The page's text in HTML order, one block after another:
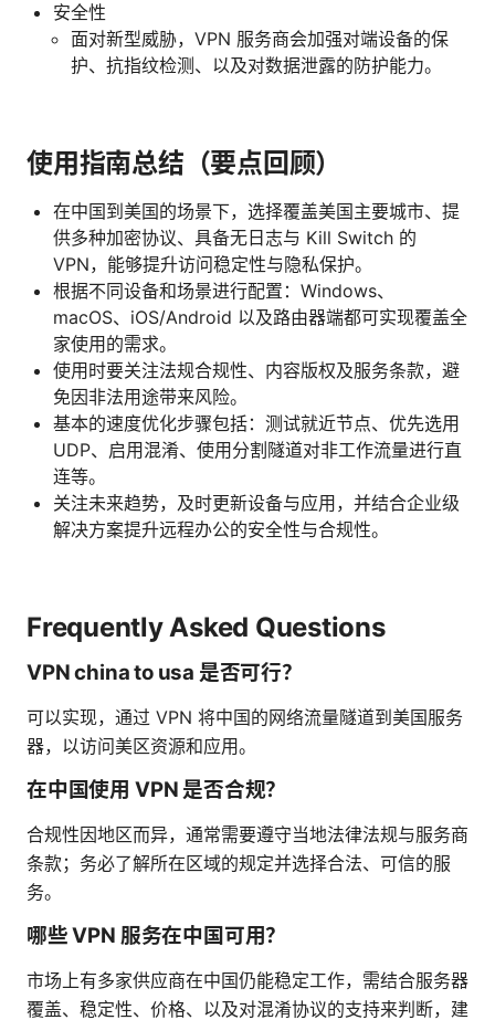
安全性
面对新型威胁，VPN 服务商会加强对端设备的保
护、抗指纹检测、以及对数据泄露的防护能力。
使用指南总结（要点回顾）
在中国到美国的场景下，选择覆盖美国主要城市、提
供多种加密协议、具备无日志与 Kill Switch 的
VPN，能够提升访问稳定性与隐私保护。
根据不同设备和场景进行配置：Windows、
macOS、iOS/Android 以及路由器端都可实现覆盖全
家使用的需求。
使用时要关注法规合规性、内容版权及服务条款，避
免因非法用途带来风险。
基本的速度优化步骤包括：测试就近节点、优先选用
UDP、启用混淆、使用分割隧道对非工作流量进行直
连等。
关注未来趋势，及时更新设备与应用，并结合企业级
解决方案提升远程办公的安全性与合规性。
Frequently Asked Questions
VPN china to usa 是否可行？
可以实现，通过 VPN 将中国的网络流量隧道到美国服务
器，以访问美区资源和应用。
在中国使用 VPN 是否合规？
合规性因地区而异，通常需要遵守当地法律法规与服务商
条款；务必了解所在区域的规定并选择合法、可信的服
务。
哪些 VPN 服务在中国可用？
市场上有多家供应商在中国仍能稳定工作，需结合服务器
覆盖、稳定性、价格、以及对混淆协议的支持来判断，建